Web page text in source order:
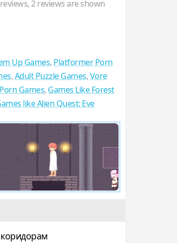
2reviews are shown
Up Games, Platformer Porn
,Adult Puzzle Games,Vore
Games, Games Like Forest
like Alien Quest: Eve